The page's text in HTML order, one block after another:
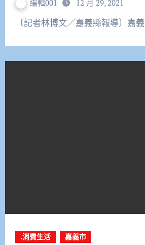
編輯001 12 月 29, 2021
〔記者林博文／嘉義縣報導〕嘉
.消費生活 嘉義市